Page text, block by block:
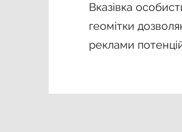
Вказівка
геомітки
реклами